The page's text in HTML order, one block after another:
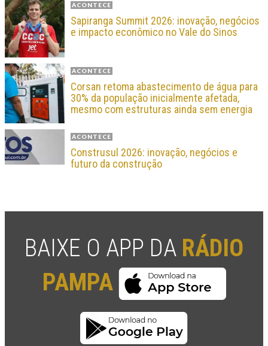
ACONTECE
Sapiranga Summit 2026: inovação, negócios
e impacto econômico no Vale do Sinos
ACONTECE
Corsan retoma abastecimento de água para
30% da população inicialmente afetada,
mesmo com estruturas ainda sem energia
ACONTECE
Construsul 2026: inovação, negócios e
futuro da construção
BAIXE O APP DA RÁDIO
PAMPA